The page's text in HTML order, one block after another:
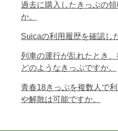
過去に購入したきっぷの
か。
Suicaの利用履歴を確認し
列車の運行が乱れたとき
どのようなきっぷですか。
青春18きっぷを複数人で
や解散は可能ですか。